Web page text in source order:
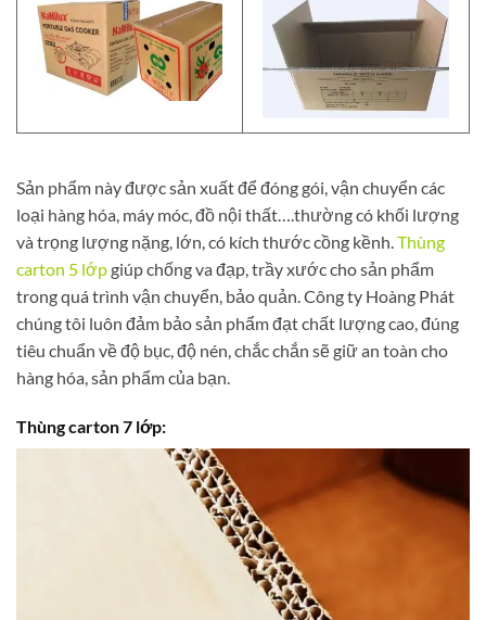
Sản phẩm này được sản xuất để đóng gói, vận chuyển các
loại hàng hóa, máy móc, đồ nội thất….thường có khối lượng
và trọng lượng nặng, lớn, có kích thước cồng kềnh. Thùng
carton 5 lớpgiúp chống va đạp, trầy xước cho sản phẩm
trong quá trình vận chuyển, bảo quản. Công ty Hoàng Phát
chúng tôi luôn đảm bảo sản phẩm đạt chất lượng cao, đúng
tiêu chuẩn về độ bục, độ nén, chắc chắn sẽ giữ an toàn cho
hàng hóa, sản phẩm của bạn.
Thùng carton 7 lớp: